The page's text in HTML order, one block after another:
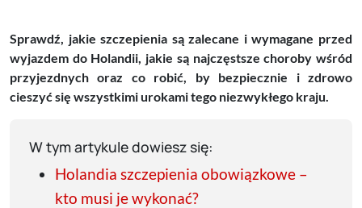
Sprawdź, jakie szczepienia są zalecane i wymagane przed
wyjazdem do Holandii, jakie są najczęstsze choroby wśród
przyjezdnych oraz co robić, by bezpiecznie i zdrowo
cieszyć się wszystkimi urokami tego niezwykłego kraju.
W tym artykule dowiesz się:
Holandia szczepienia obowiązkowe –
kto musi je wykonać?